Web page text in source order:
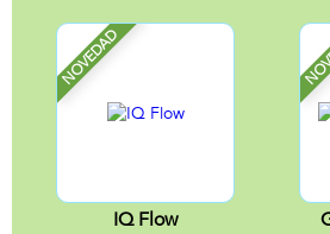
NOVEDAD
IQ Flow